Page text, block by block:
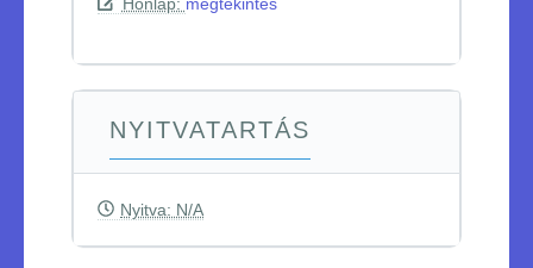
NYITVATARTÁS
Nyitva: N/A